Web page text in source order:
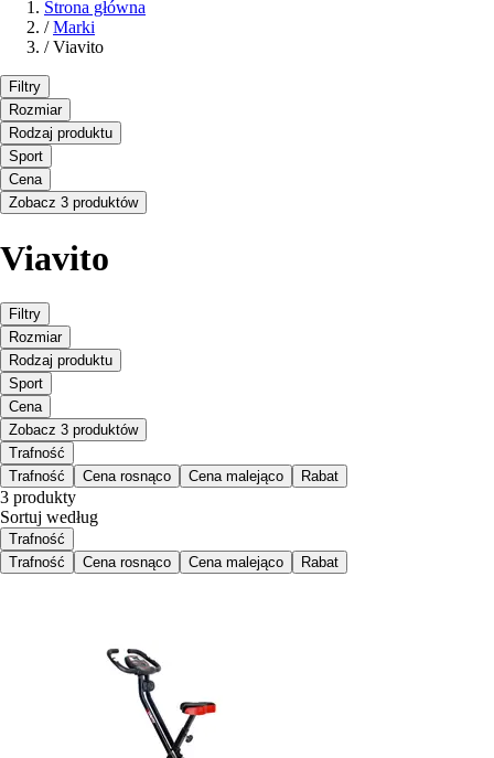
Strona główna
/ Marki
/ Viavito
Filtry
Rozmiar
Rodzaj produktu
Sport
Cena
Zobacz 3 produktów
Viavito
Filtry
Rozmiar
Rodzaj produktu
Sport
Cena
Zobacz 3 produktów
Trafność
Trafność
Cena rosnąco Cena malejąco Rabat
3 produkty
Sortuj według
Trafność
Trafność
Cena rosnąco Cena malejąco Rabat